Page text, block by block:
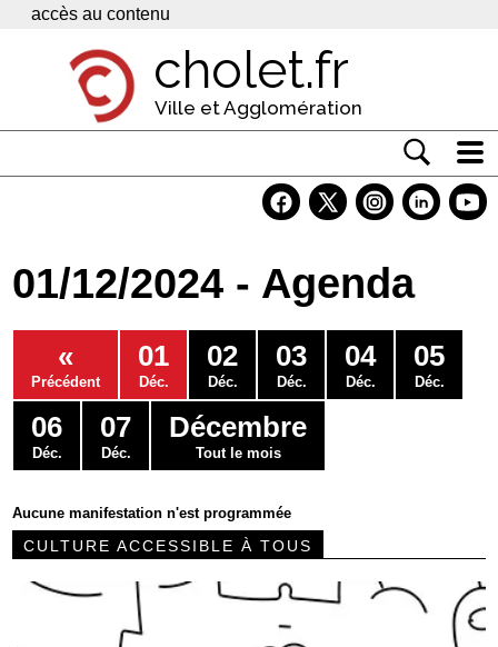
Panneau de gestion des cookies
accès au contenu
cholet.fr
Ville et Agglomération
Economie
Services
Contacts
01/12/2024 - Agenda
«
Précédent
01
Déc.
02
Déc.
03
Déc.
04
Déc.
05
Déc.
06
Déc.
07
Déc.
Décembre
Tout le mois
Aucune manifestation n'est programmée
CULTURE ACCESSIBLE À TOUS